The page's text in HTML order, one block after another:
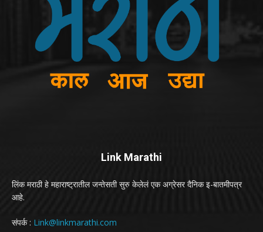
Link Marathi
लिंक मराठी हे महाराष्ट्रातील जन्तेसती सुरु केलेलं एक अग्रेसर दैनिक इ-बातमीपत्र
आहे.
संपर्क : Link@linkmarathi.com